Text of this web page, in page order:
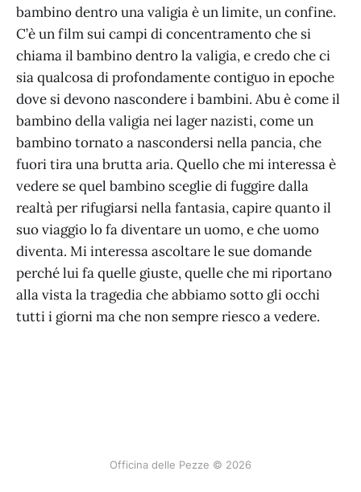
bambino dentro una valigia è un limite, un confine.
C’è un film sui campi di concentramento che si
chiama il bambino dentro la valigia, e credo che ci
sia qualcosa di profondamente contiguo in epoche
dove si devono nascondere i bambini. Abu è come il
bambino della valigia nei lager nazisti, come un
bambino tornato a nascondersi nella pancia, che
fuori tira una brutta aria. Quello che mi interessa è
vedere se quel bambino sceglie di fuggire dalla
realtà per rifugiarsi nella fantasia, capire quanto il
suo viaggio lo fa diventare un uomo, e che uomo
diventa. Mi interessa ascoltare le sue domande
perché lui fa quelle giuste, quelle che mi riportano
alla vista la tragedia che abbiamo sotto gli occhi
tutti i giorni ma che non sempre riesco a vedere.
Officina delle Pezze © 2026